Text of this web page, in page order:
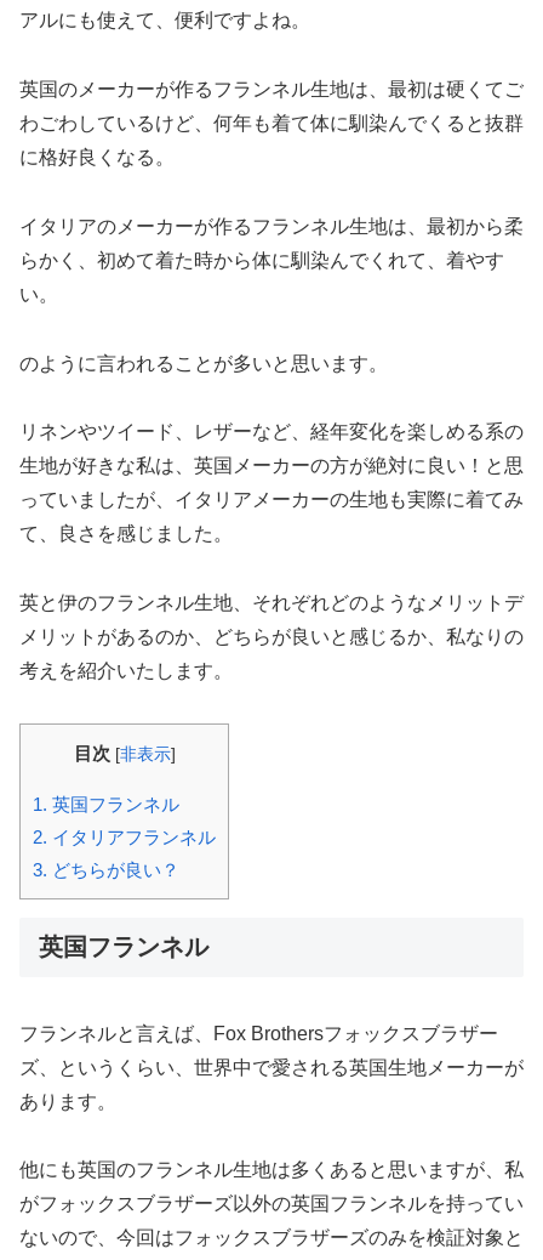
アルにも使えて、便利ですよね。
英国のメーカーが作るフランネル生地は、最初は硬くてご
わごわしているけど、何年も着て体に馴染んでくると抜群
に格好良くなる。
イタリアのメーカーが作るフランネル生地は、最初から柔
らかく、初めて着た時から体に馴染んでくれて、着やす
い。
のように言われることが多いと思います。
リネンやツイード、レザーなど、経年変化を楽しめる系の
生地が好きな私は、英国メーカーの方が絶対に良い！と思
っていましたが、イタリアメーカーの生地も実際に着てみ
て、良さを感じました。
英と伊のフランネル生地、それぞれどのようなメリットデ
メリットがあるのか、どちらが良いと感じるか、私なりの
考えを紹介いたします。
目次 [非表示]
1. 英国フランネル
2. イタリアフランネル
3. どちらが良い？
英国フランネル
フランネルと言えば、Fox Brothersフォックスブラザー
ズ、というくらい、世界中で愛される英国生地メーカーが
あります。
他にも英国のフランネル生地は多くあると思いますが、私
がフォックスブラザーズ以外の英国フランネルを持ってい
ないので、今回はフォックスブラザーズのみを検証対象と